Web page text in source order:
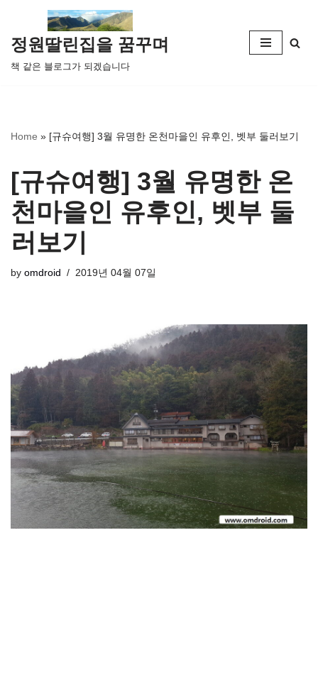
콘
텐
츠
뛰
정원딸린집을 꿈꾸며
책 같은 블로그가 되겠습니다
Home » [규슈여행] 3월 유명한 온천마을인 유후인, 벳부 둘러보기
[규슈여행] 3월 유명한 온
천마을인 유후인, 벳부 둘
러보기
by omdroid 2019년 04월 07일